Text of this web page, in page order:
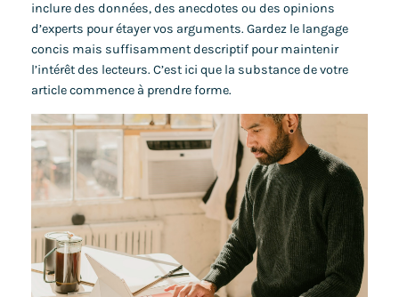
inclure des données, des anecdotes ou des opinions
d’experts pour étayer vos arguments. Gardez le langage
concis mais suffisamment descriptif pour maintenir
l’intérêt des lecteurs. C’est ici que la substance de votre
article commence à prendre forme.